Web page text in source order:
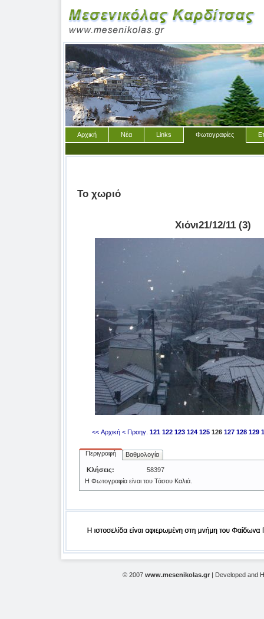
Αρχική Νέα Links Φωτογραφίες
Το χωριό
Χιόνι21/12/11 (3)
<< Αρχική < Προηγ. 121 122 123 124 125 126 127 128 129
Περιγραφή Βαθμολογία
Κλήσεις:
58397
Η Φωτογραφία είναι του Τάσου Καλιά.
© 2007 www.mesenikolas.gr | Developed and